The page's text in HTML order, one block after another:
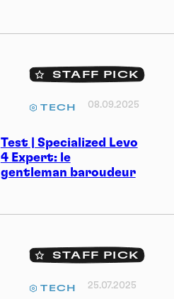
Test | Specialized Levo
4 Expert: le
gentleman baroudeur
STAFF PICK
TECH 08.09.2025
STAFF PICK
TECH 25.07.2025